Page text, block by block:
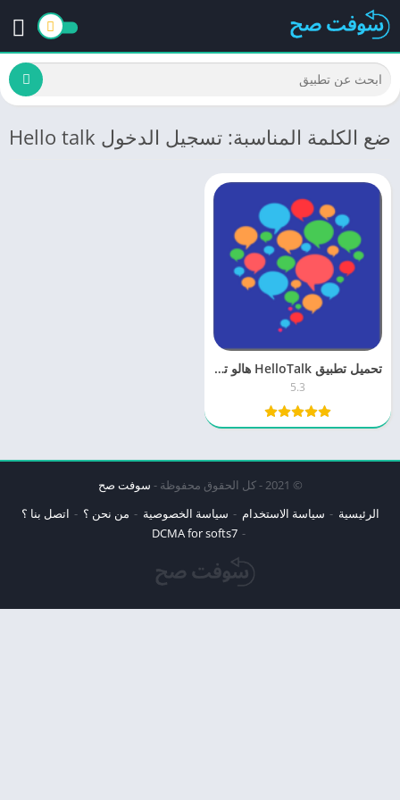
ضع الكلمة المناسبة: تسجيل الدخول Hello talk
تحميل تطبيق HelloTalk هالو توك 5.2 لتعلم اللغات مجانا اخر تحديث
5.3
© 2021 - كل الحقوق محفوظة -
سوفت صح
الرئيسية
سياسة الاستخدام سياسة الخصوصية من نحن ؟
اتصل بنا ؟
DCMA for softs7